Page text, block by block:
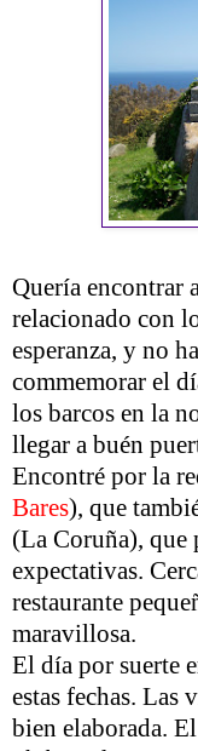
Quería encontrar
relacionado con
esperanza, y no
commemorar el
los barcos en la
llegar a buén
Encontré por la
Bares), que
(La Coruña), que
expectativas.
restaurante
maravillosa.
El día por suerte
estas fechas. Las
bien elaborada.